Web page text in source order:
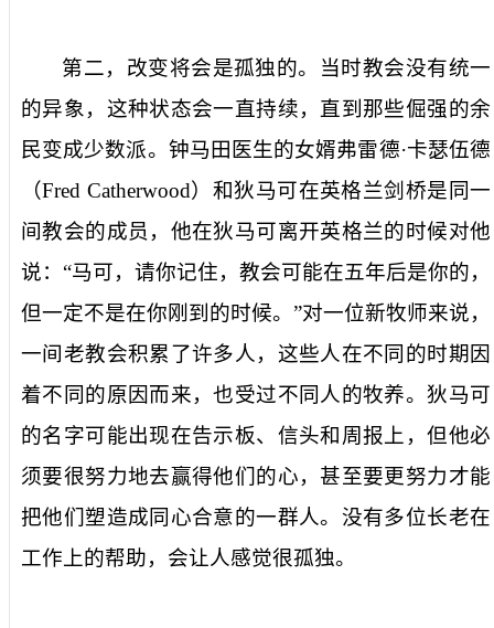
第二，改变将会是孤独的。当时教会没有统一
的异象，这种状态会一直持续，直到那些倔强的余
民变成少数派。钟马田医生的女婿弗雷德·卡瑟伍德
（Fred Catherwood）和狄马可在英格兰剑桥是同一
间教会的成员，他在狄马可离开英格兰的时候对他
说：“马可，请你记住，教会可能在五年后是你的，
但一定不是在你刚到的时候。”对一位新牧师来说，
一间老教会积累了许多人，这些人在不同的时期因
着不同的原因而来，也受过不同人的牧养。狄马可
的名字可能出现在告示板、信头和周报上，但他必
须要很努力地去赢得他们的心，甚至要更努力才能
把他们塑造成同心合意的一群人。没有多位长老在
工作上的帮助，会让人感觉很孤独。